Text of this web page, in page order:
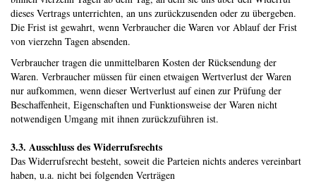
dieses Vertrags unterrichten, an uns zurückzusenden oder zu übergeben.
Die Frist ist gewahrt, wenn Verbraucher die Waren vor Ablauf der Frist
von vierzehn Tagen absenden.
Verbraucher tragen die unmittelbaren Kosten der Rücksendung der
Waren. Verbraucher müssen für einen etwaigen Wertverlust der Waren
nur aufkommen, wenn dieser Wertverlust auf einen zur Prüfung der
Beschaffenheit, Eigenschaften und Funktionsweise der Waren nicht
notwendigen Umgang mit ihnen zurückzuführen ist.
3.3. Ausschluss des Widerrufsrechts
Das Widerrufsrecht besteht, soweit die Parteien nichts anderes vereinbart
haben, u.a. nicht bei folgenden Verträgen